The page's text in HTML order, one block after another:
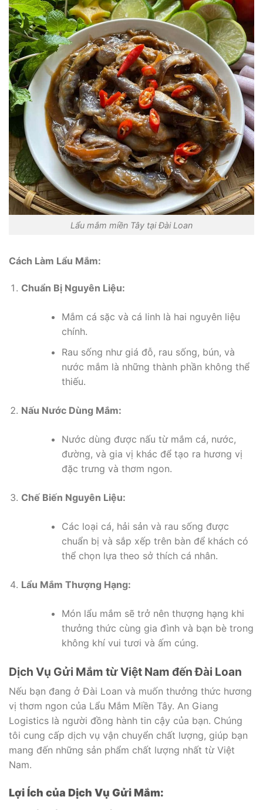
Lẩu mắm miền Tây tại Đài Loan
Cách Làm Lẩu Mắm:
Chuẩn Bị Nguyên Liệu:
Mắm cá sặc và cá linh là hai nguyên liệu
chính.
Rau sống như giá đỗ, rau sống, bún, và
nước mắm là những thành phần không thể
thiếu.
Nấu Nước Dùng Mắm:
Nước dùng được nấu từ mắm cá, nước,
đường, và gia vị khác để tạo ra hương vị
đặc trưng và thơm ngon.
Chế Biến Nguyên Liệu:
Các loại cá, hải sản và rau sống được
chuẩn bị và sắp xếp trên bàn để khách có
thể chọn lựa theo sở thích cá nhân.
Lẩu Mắm Thượng Hạng:
Món lẩu mắm sẽ trở nên thượng hạng khi
thưởng thức cùng gia đình và bạn bè trong
không khí vui tươi và ấm cúng.
Dịch Vụ Gửi Mắm từ Việt Nam đến Đài Loan
Nếu bạn đang ở Đài Loan và muốn thưởng thức hương
vị thơm ngon của Lẩu Mắm Miền Tây. An Giang
Logistics là người đồng hành tin cậy của bạn. Chúng
tôi cung cấp dịch vụ vận chuyển chất lượng, giúp bạn
mang đến những sản phẩm chất lượng nhất từ Việt
Nam.
Lợi Ích của Dịch Vụ Gửi Mắm: